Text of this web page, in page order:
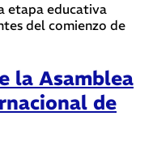
etapa educativa
del comienzo de
la Asamblea
de